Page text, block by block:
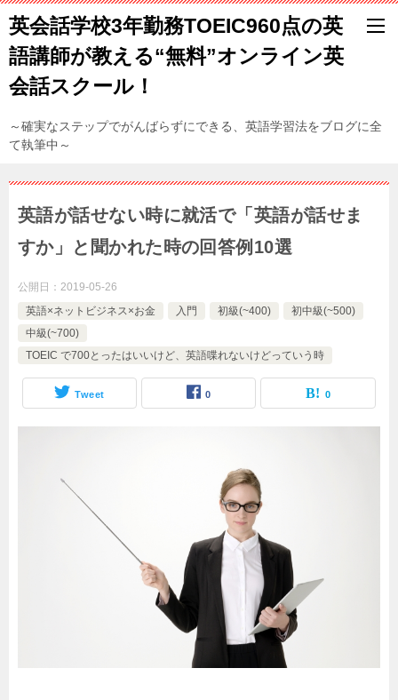
英会話学校3年勤務TOEIC960点の英
語講師が教える“無料”オンライン英
会話スクール！
～確実なステップでがんばらずにできる、英語学習法をブログに全
て執筆中～
英語が話せない時に就活で「英語が話せま
すか」と聞かれた時の回答例10選
公開日： 2019-05-26
英語×ネットビジネス×お金
入門 初級(~400)
初中級(~500)
中級(~700)
TOEIC で700とったはいいけど、英語喋れないけどっていう時
Tweet 0 0